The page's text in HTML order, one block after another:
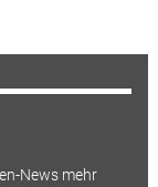
News mehr